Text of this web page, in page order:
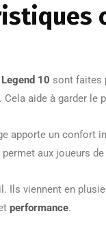
10 sont faites
aide à garder le
apporte un confort
aux joueurs
Ils viennent en
performance.